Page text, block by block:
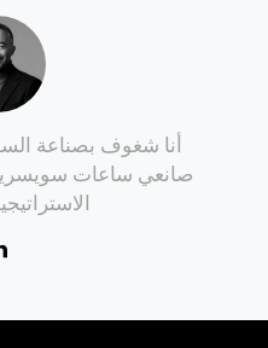
أنا شغوف بصناعة
صانعي ساعات